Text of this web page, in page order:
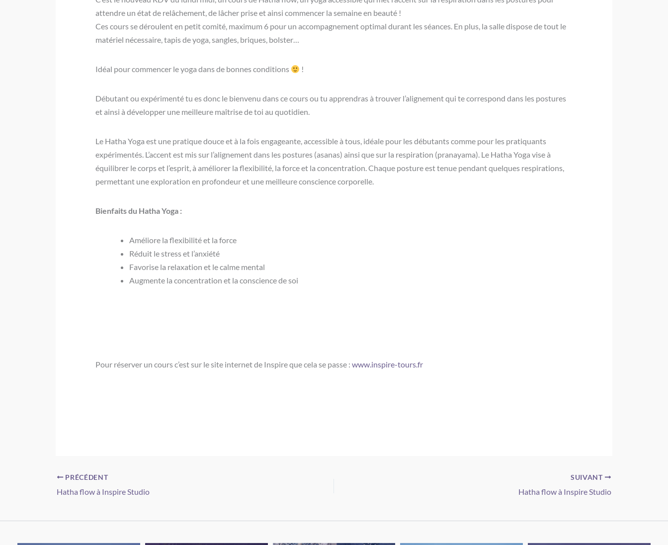
attendre un état de relâchement, de lâcher prise et ainsi commencer la semaine en beauté !
Ces cours se déroulent en petit comité, maximum 6 pour un accompagnement optimal durant les séances. En plus, la salle dispose de tout le
matériel nécessaire, tapis de yoga, sangles, briques, bolster…
Idéal pour commencer le yoga dans de bonnes conditions !
Débutant ou expérimenté tu es donc le bienvenu dans ce cours ou tu apprendras à trouver l’alignement qui te correspond dans les postures
et ainsi à développer une meilleure maîtrise de toi au quotidien.
Le Hatha Yoga est une pratique douce et à la fois engageante, accessible à tous, idéale pour les débutants comme pour les pratiquants
expérimentés. L’accent est mis sur l’alignement dans les postures (asanas) ainsi que sur la respiration (pranayama). Le Hatha Yoga vise à
équilibrer le corps et l’esprit, à améliorer la flexibilité, la force et la concentration. Chaque posture est tenue pendant quelques respirations,
permettant une exploration en profondeur et une meilleure conscience corporelle.
Bienfaits du Hatha Yoga :
Améliore la flexibilité et la force
Réduit le stress et l’anxiété
Favorise la relaxation et le calme mental
Augmente la concentration et la conscience de soi
Pour réserver un cours c’est sur le site internet de Inspire que cela se passe : www.inspire-tours.fr
PRÉCÉDENT
Hatha flow à Inspire Studio
SUIVANT
Hatha flow à Inspire Studio